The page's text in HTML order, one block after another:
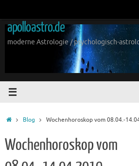
springen
apolloastro.de
moderne Astrologie / psychologisch-
StartBlog Wochenhoroskop vom 08.04.-
Wochenhoroskop vom